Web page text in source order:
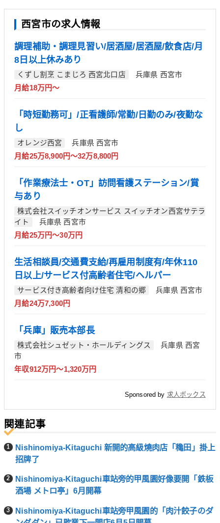
西宮市の求人情報
調理補助・調理見習い/居酒屋/居酒屋/飲食店/月
8日以上休みあり
くずし割烹 こまじろ 西宮北口店
兵庫県 西宮市
月給18万円～
「時短勤務可」/正看護師/常勤/日勤のみ/夜勤な
し
オレンジ西宮
兵庫県 西宮市
月給25万8,900円～32万8,800円
「作業療法士・OT」訪問看護ステーション/賞
与あり
株式会社スイッチオンサービス スイッチオン西宮サテラ
イト
兵庫県 西宮市
月給25万円～30万円
生活相談員/交通費支給/再雇用制度有/年休110
日以上/サービス付高齢者住宅/ヘルパー
サービス付き高齢者向け住宅 清和の郷
兵庫県 西宮市
月給24万7,300円
「兵庫」販売本部長
株式会社シュゼット・ホールディングス
兵庫県 西宮
市
年収912万円～1,320万円
Sponsored by 求人ボックス
関連記事
Nishinomiya-Kitaguchi 新開的高級燒肉店「穐田」掛上
招牌了
Nishinomiya-Kitaguchi車站旁的甲風園好像要開「鉄板
酒場 メトロ亭」6月開幕
Nishinomiya-Kitaguchi車站旁甲風園的「肉汁餃子のダ